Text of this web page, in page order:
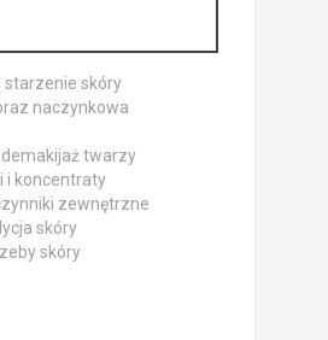
skóry
naczynkowa
twarzy
i koncentraty
zewnętrzne
skóry
skóry